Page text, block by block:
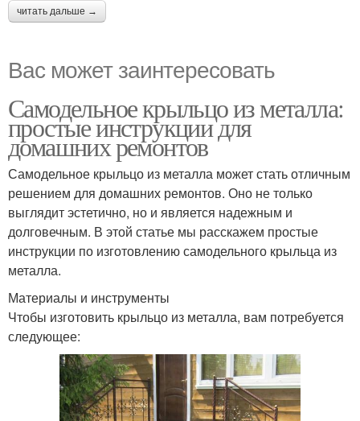
читать дальше →
Вас может заинтересовать
Самодельное крыльцо из металла:
простые инструкции для
домашних ремонтов
Самодельное крыльцо из металла может стать отличным
решением для домашних ремонтов. Оно не только
выглядит эстетично, но и является надежным и
долговечным. В этой статье мы расскажем простые
инструкции по изготовлению самодельного крыльца из
металла.
Материалы и инструменты
Чтобы изготовить крыльцо из металла, вам потребуется
следующее: